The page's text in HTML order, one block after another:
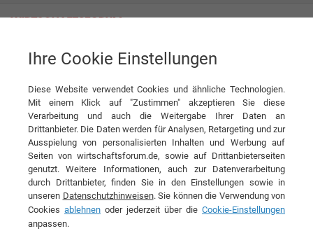
IHLE tires GmbH Vom Reifengroßhandel zum Systemanbieter
Interview IHLE tires GmbH
▶ 0:00 6:14
DIESEN ARTIKEL EMPFEHLEN
Vom Reifengroßhandel zum
Systemanbieter
Ihre Cookie Einstellungen
Diese Website verwendet Cookies und ähnliche Technologien.
Mit einem Klick auf "Zustimmen" akzeptieren Sie diese
Verarbeitung und auch die Weitergabe Ihrer Daten an
Drittanbieter. Die Daten werden für Analysen, Retargeting und zur
Ausspielung von personalisierten Inhalten und Werbung auf
Seiten von wirtschaftsforum.de, sowie auf Drittanbieterseiten
genutzt. Weitere Informationen, auch zur Datenverarbeitung
durch Drittanbieter, finden Sie in den Einstellungen sowie in
unseren Datenschutzhinweisen. Sie können die Verwendung von
Cookies ablehnen oder jederzeit über die Cookie-Einstellungen
anpassen.